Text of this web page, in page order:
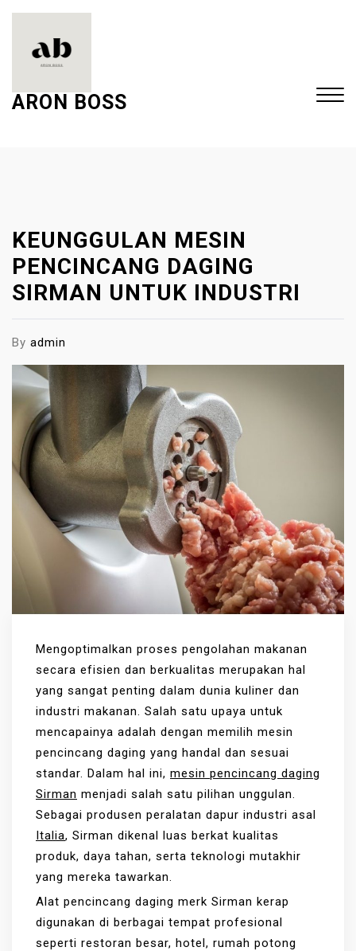
ARON BOSS
KEUNGGULAN MESIN
PENCINCANG DAGING
SIRMAN UNTUK INDUSTRI
By admin
Mengoptimalkan proses pengolahan makanan
secara efisien dan berkualitas merupakan hal
yang sangat penting dalam dunia kuliner dan
industri makanan. Salah satu upaya untuk
mencapainya adalah dengan memilih mesin
pencincang daging yang handal dan sesuai
standar. Dalam hal ini, mesin pencincang daging
Sirman menjadi salah satu pilihan unggulan.
Sebagai produsen peralatan dapur industri asal
Italia, Sirman dikenal luas berkat kualitas
produk, daya tahan, serta teknologi mutakhir
yang mereka tawarkan.
Alat pencincang daging merk Sirman kerap
digunakan di berbagai tempat profesional
seperti restoran besar, hotel, rumah potong